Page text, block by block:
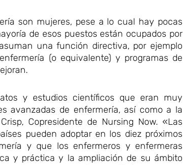
son mujeres, pese a lo cual hay pocas
de esos puestos están ocupados por
una función directiva, por ejemplo
(o equivalente) y programas de
y estudios científicos que eran muy
avanzadas de enfermería, así como a la
Copresidente de Nursing Now. «Las
pueden adoptar en los diez próximos
y que los enfermeros y enfermeras
y práctica y la ampliación de su ámbito